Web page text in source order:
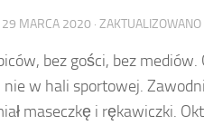
29 MARCA 2020 · ZAKTUALIZOWANO
bez gości, bez mediów.
w hali sportowej.
maseczkę i rękawiczki.